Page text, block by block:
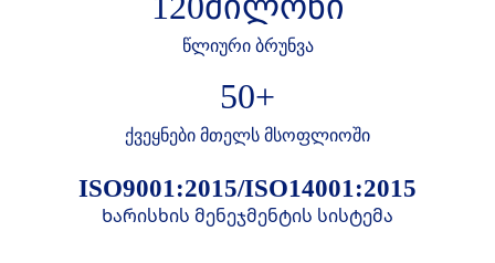
წლიური ბრუნვა
50+
ქვეყნები მთელს მსოფლიოში
ISO9001:2015/ISO14001:2015
Ხარისხის მენეჯმენტის სისტემა